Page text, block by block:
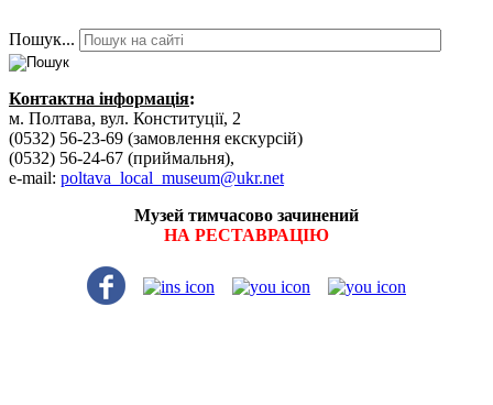
Пошук...
Контактна інформація:
м. Полтава, вул. Конституції, 2
(0532) 56-23-69 (замовлення екскурсій)
(0532) 56-24-67 (приймальня),
e-mail: poltava_local_museum@ukr.net
Музей тимчасово зачинений
НА РЕСТАВРАЦІЮ